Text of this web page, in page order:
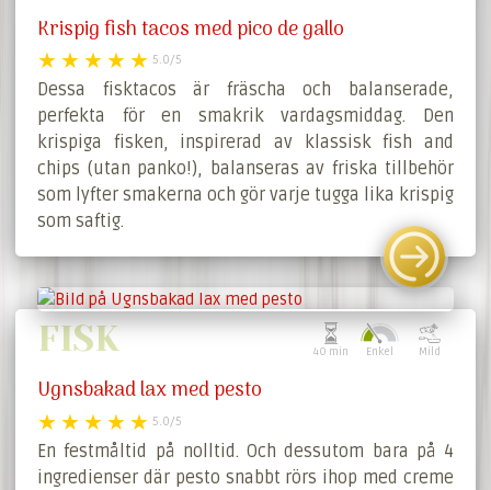
Krispig fish tacos med pico de gallo
5.0/5
Dessa fisk­tacos är fräscha och balanserade,
perfekta för en smakrik vardagsmiddag. Den
krispiga fisken, inspirerad av klassisk fish and
chips (utan panko!), balanseras av friska tillbehör
som lyfter smakerna och gör varje tugga lika krispig
som saftig.
FISK 40 min Enkel Mild
Ugnsbakad lax med pesto
5.0/5
En festmåltid på nolltid. Och dessutom bara på 4
ingredienser där pesto snabbt rörs ihop med creme